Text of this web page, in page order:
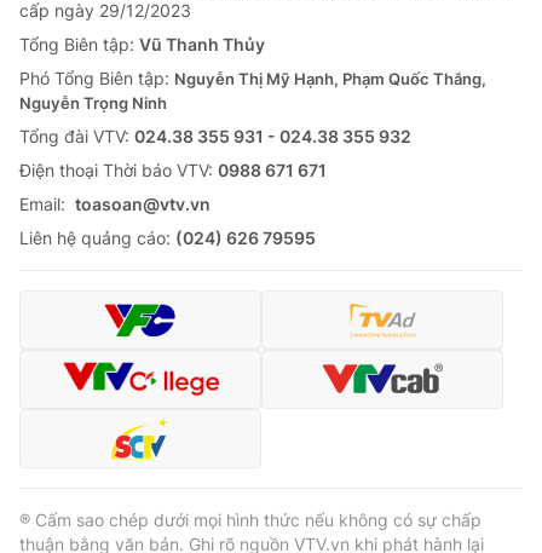
cấp ngày 29/12/2023
Tổng Biên tập: Vũ Thanh Thủy
Phó Tổng Biên tập: Nguyễn Thị Mỹ Hạnh, Phạm Quốc Thắng,
Nguyễn Trọng Ninh
Tổng đài VTV: 024.38 355 931 - 024.38 355 932
Ðiện thoại Thời báo VTV: 0988 671 671
Email: toasoan@vtv.vn
Liên hệ quảng cáo: (024) 626 79595
® Cấm sao chép dưới mọi hình thức nếu không có sự chấp
thuận bằng văn bản. Ghi rõ nguồn VTV.vn khi phát hành lại